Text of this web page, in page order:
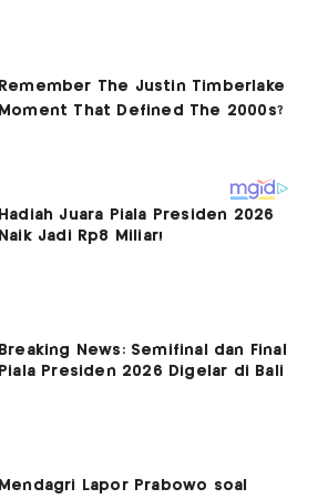
Hadiah Juara Piala Presiden 2026
Naik Jadi Rp8 Miliar!
Breaking News: Semifinal dan Final
Piala Presiden 2026 Digelar di Bali
Mendagri Lapor Prabowo soal